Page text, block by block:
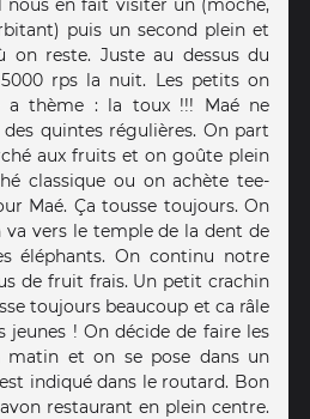
nous en fait visiter un (moche,
puis un second plein et
on reste. Juste au dessus du
rps la nuit. Les petits on
a thème : la toux !!! Maé ne
quintes régulières. On part
aux fruits et on goûte plein
classique ou on achète tee-
Maé. Ça tousse toujours. On
va vers le temple de la dent de
éléphants. On continu notre
de fruit frais. Un petit crachin
toujours beaucoup et ca râle
jeunes ! On décide de faire les
matin et on se pose dans un
indiqué dans le routard. Bon
restaurant en plein centre.